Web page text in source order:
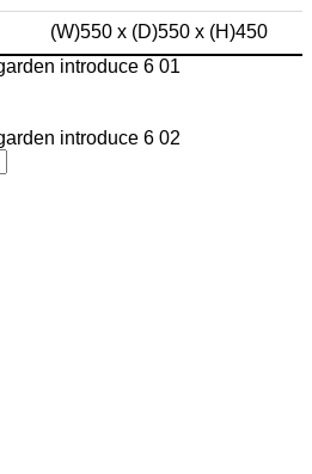
(W)550 x (D)550 x (H)450